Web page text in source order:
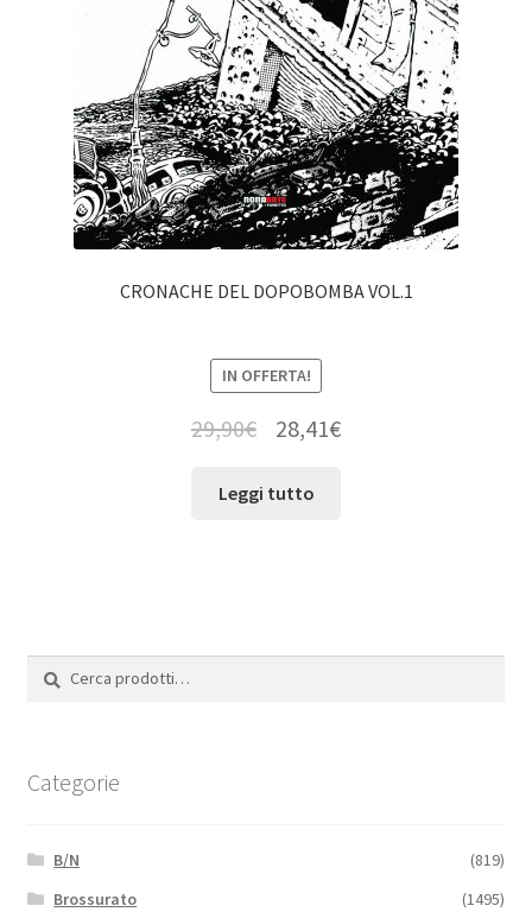
CRONACHE DEL DOPOBOMBA VOL.1
IN OFFERTA!
29,90€ 28,41€
Leggi tutto
Categorie
B/N
(819)
Brossurato
(1495)